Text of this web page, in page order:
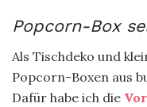
Popcorn-Box
Als Tischdeko und
Popcorn-Boxen aus
Dafür habe ich die